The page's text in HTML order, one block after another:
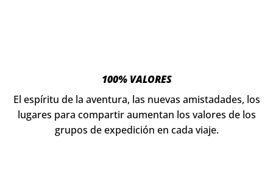
100% VALORES
El espíritu de la aventura, las nuevas amistadades, los
lugares para compartir aumentan los valores de los
grupos de expedición en cada viaje.